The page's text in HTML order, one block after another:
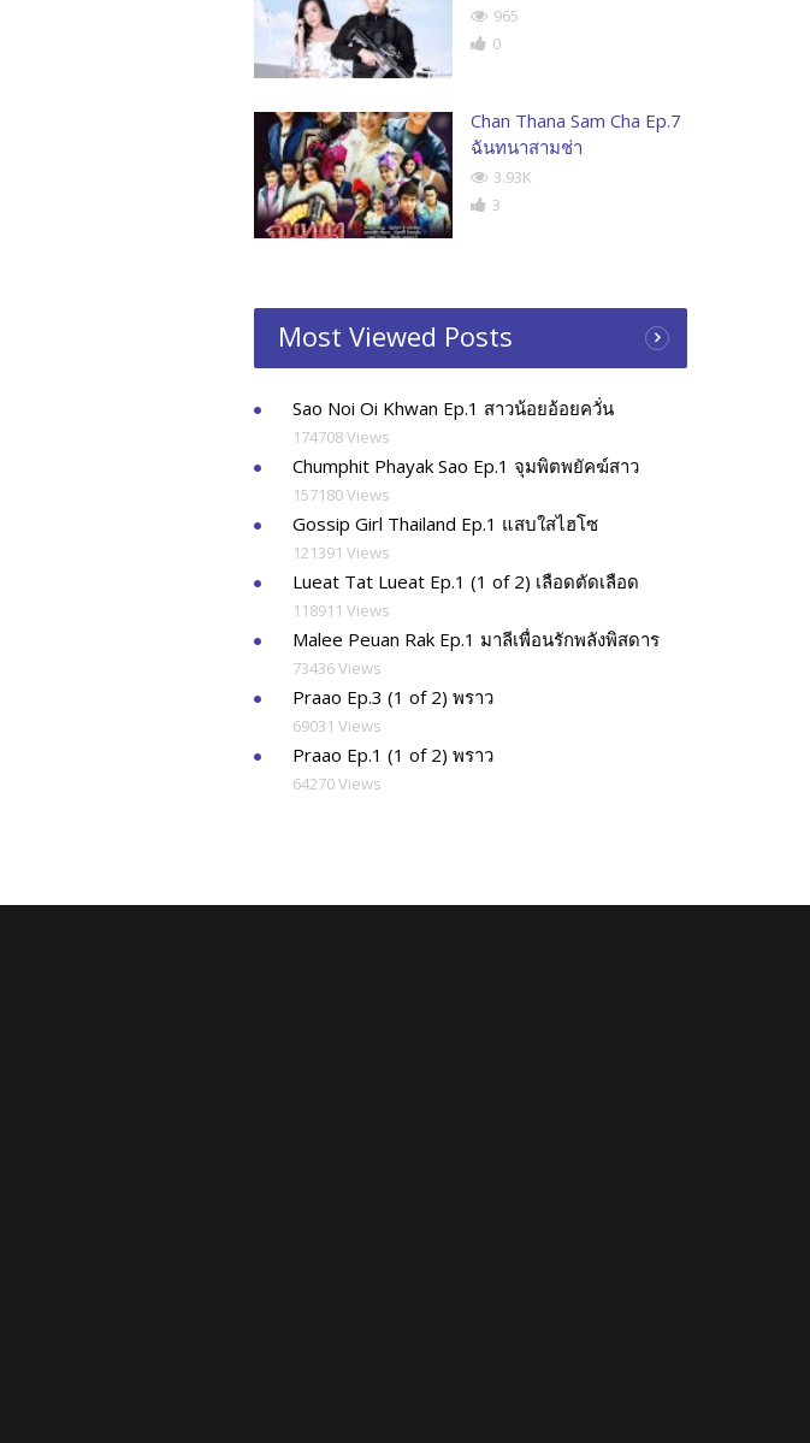
965
0
Chan Thana Sam Cha Ep.7
ฉันทนาสามช่า
3.93K
3
Most Viewed Posts
Sao Noi Oi Khwan Ep.1 สาวน้อยอ้อยควั่น
174708 Views
Chumphit Phayak Sao Ep.1 จุมพิตพยัคฆ์สาว
157180 Views
Gossip Girl Thailand Ep.1 แสบใสไฮโซ
121391 Views
Lueat Tat Lueat Ep.1 (1 of 2) เลือดตัดเลือด
118911 Views
Malee Peuan Rak Ep.1 มาลีเพื่อนรักพลังพิสดาร
73436 Views
Praao Ep.3 (1 of 2) พราว
69031 Views
Praao Ep.1 (1 of 2) พราว
64270 Views